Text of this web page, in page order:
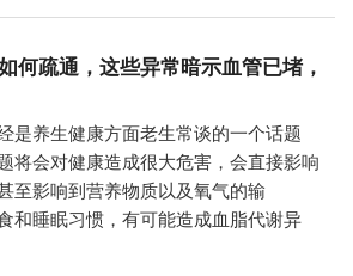
何疏通，这些异常暗示血管已堵，
养生健康方面老生常谈的一个话题
将会对健康造成很大危害，会直接影响
至影响到营养物质以及氧气的输
睡眠习惯，有可能造成血脂代谢异